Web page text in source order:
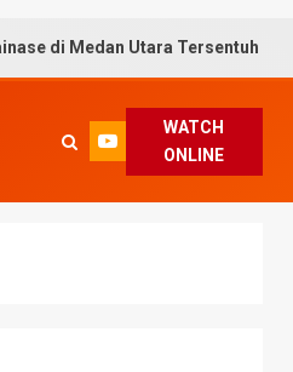
Tersentuh Pembangunan
WATCH
ONLINE